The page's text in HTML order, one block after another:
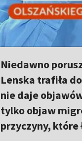
Niedawno
Lenska trafiła
nie daje
tylko objaw
przyczyny,